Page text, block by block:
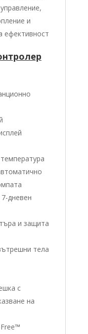
и
ефективност
дневен
и защита
тела
с
на